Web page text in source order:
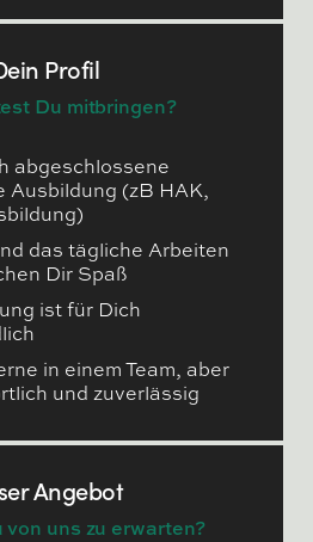
Profil
Du mitbringen?
abgeschlossene
Ausbildung (zB HAK,
das tägliche Arbeiten
Dir Spaß
ist für Dich
in einem Team, aber
und zuverlässig
Angebot
von uns zu erwarten?